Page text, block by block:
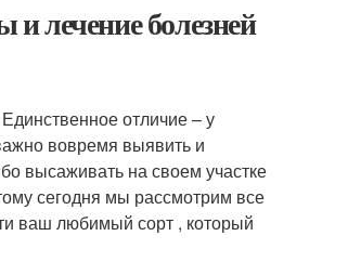
лечение болезней
отличие – у
вовремя выявить и
высаживать на своем участке
сегодня мы рассмотрим все
ваш любимый сорт , который